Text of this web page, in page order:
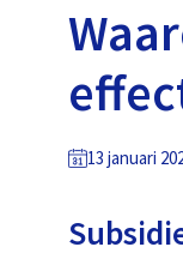
13 januari